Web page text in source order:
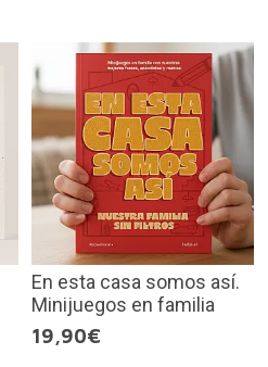
En esta casa somos así.
Minijuegos en familia
19,90€